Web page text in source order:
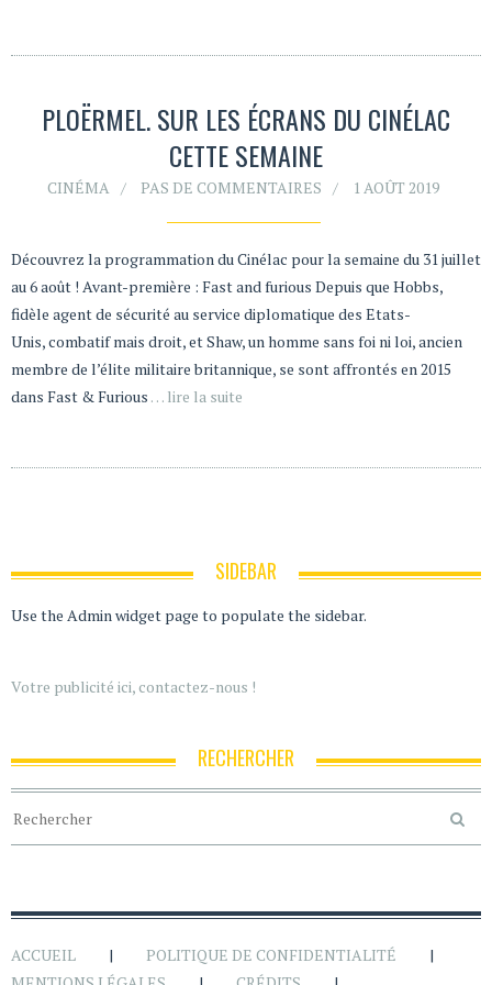
PLOËRMEL. SUR LES ÉCRANS DU CINÉLAC
CETTE SEMAINE
CINÉMA PAS DE COMMENTAIRES 1 AOÛT 2019
Découvrez la programmation du Cinélac pour la semaine du 31 juillet
au 6 août ! Avant-première : Fast and furious Depuis que Hobbs,
fidèle agent de sécurité au service diplomatique des Etats-
Unis, combatif mais droit, et Shaw, un homme sans foi ni loi, ancien
membre de l’élite militaire britannique, se sont affrontés en 2015
dans Fast & Furious … lire la suite
SIDEBAR
Use the Admin widget page to populate the sidebar.
Votre publicité ici, contactez-nous !
RECHERCHER
ACCUEIL
POLITIQUE DE CONFIDENTIALITÉ